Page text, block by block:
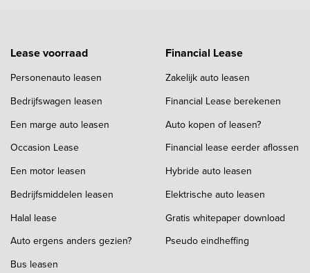
Lease voorraad
Personenauto leasen
Bedrijfswagen leasen
Een marge auto leasen
Occasion Lease
Een motor leasen
Bedrijfsmiddelen leasen
Halal lease
Auto ergens anders gezien?
Bus leasen
Financial Lease
Zakelijk auto leasen
Financial Lease berekenen
Auto kopen of leasen?
Financial lease eerder aflossen
Hybride auto leasen
Elektrische auto leasen
Gratis whitepaper download
Pseudo eindheffing